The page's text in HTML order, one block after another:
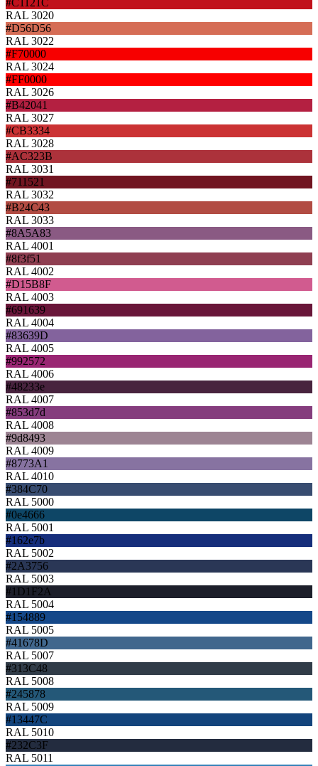
RAL 3020
#D56D56
RAL 3022
#F70000
RAL 3024
#FF0000
RAL 3026
#B42041
RAL 3027
#CB3334
RAL 3028
#AC323B
RAL 3031
#711521
RAL 3032
#B24C43
RAL 3033
#8A5A83
RAL 4001
#8f3f51
RAL 4002
#D15B8F
RAL 4003
#691639
RAL 4004
#83639D
RAL 4005
#992572
RAL 4006
#48233e
RAL 4007
#853d7d
RAL 4008
#9d8493
RAL 4009
#8773A1
RAL 4010
#384C70
RAL 5000
#0e4666
RAL 5001
#162e7b
RAL 5002
#2A3756
RAL 5003
#1D1F2A
RAL 5004
#154889
RAL 5005
#41678D
RAL 5007
#313C48
RAL 5008
#245878
RAL 5009
#13447C
RAL 5010
#232C3F
RAL 5011